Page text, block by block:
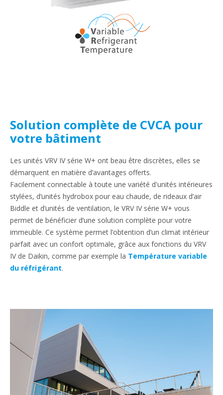
Solution complète de CVCA pour
votre bâtiment
Les unités VRV IV série W+ ont beau être discrètes, elles se
démarquent en matière d’avantages offerts.
Facilement connectable à toute une variété d'unités intérieures
stylées, d’unités hydrobox pour eau chaude, de rideaux d’air
Biddle et d’unités de ventilation, le VRV IV série W+ vous
permet de bénéficier d’une solution complète pour votre
immeuble. Ce système permet l’obtention d’un climat intérieur
parfait avec un confort optimale, grâce aux fonctions du VRV
IV de Daikin, comme par exemple la Température variable
du réfrigérant.